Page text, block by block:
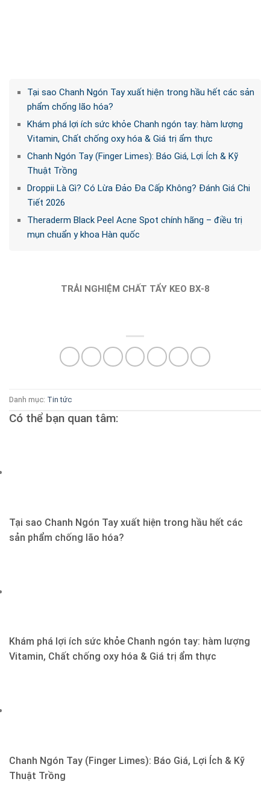
Tại sao Chanh Ngón Tay xuất hiện trong hầu hết các sản
phẩm chống lão hóa?
Khám phá lợi ích sức khỏe Chanh ngón tay: hàm lượng
Vitamin, Chất chống oxy hóa & Giá trị ẩm thực
Chanh Ngón Tay (Finger Limes): Báo Giá, Lợi Ích & Kỹ
Thuật Trồng
Droppii Là Gì? Có Lừa Đảo Đa Cấp Không? Đánh Giá Chi
Tiết 2026
Theraderm Black Peel Acne Spot chính hãng – điều trị
mụn chuẩn y khoa Hàn quốc
TRẢI NGHIỆM CHẤT TẨY KEO BX-8
Danh mục: Tin tức
Có thể bạn quan tâm:
Tại sao Chanh Ngón Tay xuất hiện trong hầu hết các
sản phẩm chống lão hóa?
Khám phá lợi ích sức khỏe Chanh ngón tay: hàm lượng
Vitamin, Chất chống oxy hóa & Giá trị ẩm thực
Chanh Ngón Tay (Finger Limes): Báo Giá, Lợi Ích & Kỹ
Thuật Trồng